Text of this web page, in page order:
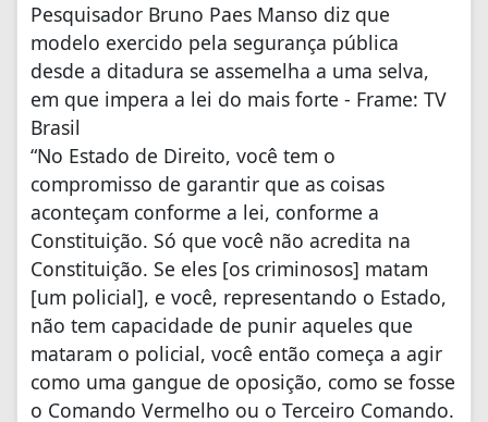
Pesquisador Bruno Paes Manso diz que
modelo exercido pela segurança pública
desde a ditadura se assemelha a uma selva,
em que impera a lei do mais forte - Frame: TV
Brasil
“No Estado de Direito, você tem o
compromisso de garantir que as coisas
aconteçam conforme a lei, conforme a
Constituição. Só que você não acredita na
Constituição. Se eles [os criminosos] matam
[um policial], e você, representando o Estado,
não tem capacidade de punir aqueles que
mataram o policial, você então começa a agir
como uma gangue de oposição, como se fosse
o Comando Vermelho ou o Terceiro Comando.